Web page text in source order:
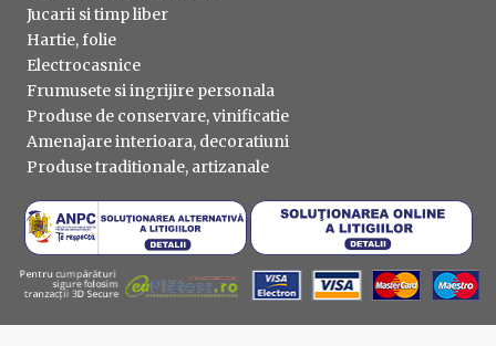
Jucarii si timp liber
Hartie, folie
Electrocasnice
Frumusete si ingrijire personala
Produse de conservare, vinificatie
Amenajare interioara, decoratiuni
Produse traditionale, artizanale